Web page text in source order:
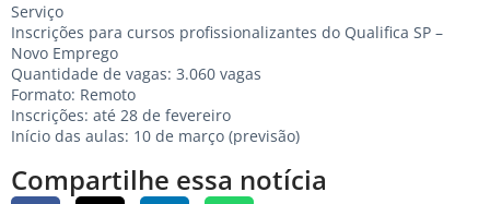
Serviço
Inscrições para cursos profissionalizantes do Qualifica SP –
Novo Emprego
Quantidade de vagas: 3.060 vagas
Formato: Remoto
Inscrições: até 28 de fevereiro
Início das aulas: 10 de março (previsão)
Compartilhe essa notícia